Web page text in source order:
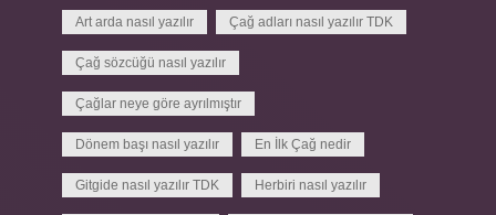
Art arda nasıl yazılır Çağ adları nasıl yazılır TDK
Çağ sözcüğü nasıl yazılır
Çağlar neye göre ayrılmıştır
Dönem başı nasıl yazılır En İlk Çağ nedir
Gitgide nasıl yazılır TDK Herbiri nasıl yazılır